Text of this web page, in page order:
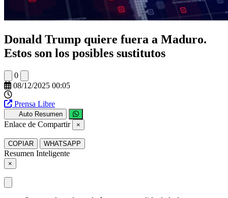
Donald Trump quiere fuera a Maduro.
Estos son los posibles sustitutos
0
08/12/2025 00:05
Prensa Libre
Auto Resumen
Enlace de Compartir ×
COPIAR WHATSAPP
Resumen Inteligente
×